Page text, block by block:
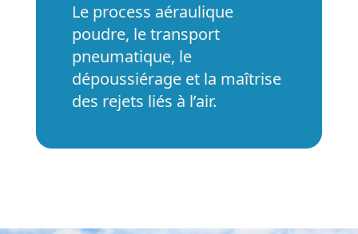
Le process aéraulique
poudre, le transport
pneumatique, le
dépoussiérage et la maîtrise
des rejets liés à l’air.